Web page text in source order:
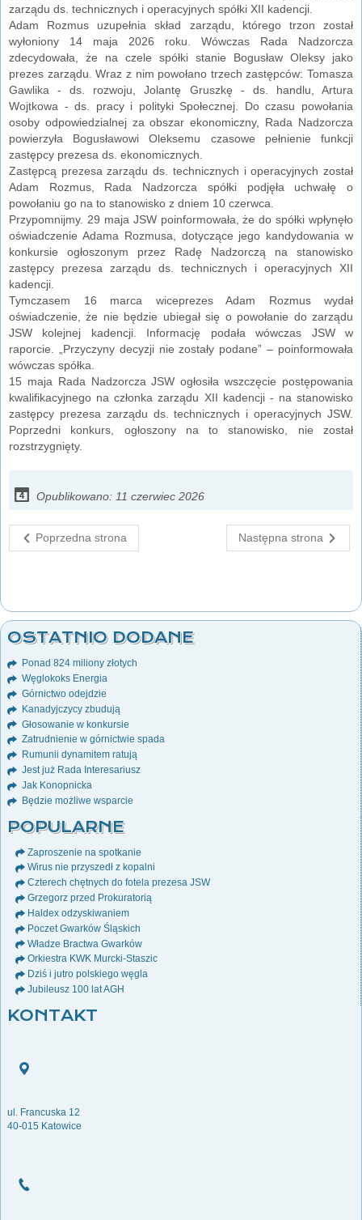
zarządu ds. technicznych i operacyjnych spółki XII kadencji.
Adam Rozmus uzupełnia skład zarządu, którego trzon został
wyłoniony 14 maja 2026 roku. Wówczas Rada Nadzorcza
zdecydowała, że na czele spółki stanie Bogusław Oleksy jako
prezes zarządu. Wraz z nim powołano trzech zastępców: Tomasza
Gawlika - ds. rozwoju, Jolantę Gruszkę - ds. handlu, Artura
Wojtkowa - ds. pracy i polityki Społecznej. Do czasu powołania
osoby odpowiedzialnej za obszar ekonomiczny, Rada Nadzorcza
powierzyła Bogusławowi Oleksemu czasowe pełnienie funkcji
zastępcy prezesa ds. ekonomicznych.
Zastępcą prezesa zarządu ds. technicznych i operacyjnych został
Adam Rozmus, Rada Nadzorcza spółki podjęła uchwałę o
powołaniu go na to stanowisko z dniem 10 czerwca.
Przypomnijmy. 29 maja JSW poinformowała, że do spółki wpłynęło
oświadczenie Adama Rozmusa, dotyczące jego kandydowania w
konkursie ogłoszonym przez Radę Nadzorczą na stanowisko
zastępcy prezesa zarządu ds. technicznych i operacyjnych XII
kadencji.
Tymczasem 16 marca wiceprezes Adam Rozmus wydał
oświadczenie, że nie będzie ubiegał się o powołanie do zarządu
JSW kolejnej kadencji. Informację podała wówczas JSW w
raporcie. „Przyczyny decyzji nie zostały podane” – poinformowała
wówczas spółka.
15 maja Rada Nadzorcza JSW ogłosiła wszczęcie postępowania
kwalifikacyjnego na członka zarządu XII kadencji - na stanowisko
zastępcy prezesa zarządu ds. technicznych i operacyjnych JSW.
Poprzedni konkurs, ogłoszony na to stanowisko, nie został
rozstrzygnięty.
Opublikowano: 11 czerwiec 2026
Poprzedna strona Następna strona
OSTATNIO DODANE
Ponad 824 miliony złotych
Węglokoks Energia
Górnictwo odejdzie
Kanadyjczycy zbudują
Głosowanie w konkursie
Zatrudnienie w górnictwie spada
Rumunii dynamitem ratują
Jest już Rada Interesariusz
Jak Konopnicka
Będzie możliwe wsparcie
POPULARNE
Zaproszenie na spotkanie
Wirus nie przyszedł z kopalni
Czterech chętnych do fotela prezesa JSW
Grzegorz przed Prokuratorią
Haldex odzyskiwaniem
Poczet Gwarków Śląskich
Władze Bractwa Gwarków
Orkiestra KWK Murcki-Staszic
Dziś i jutro polskiego węgla
Jubileusz 100 lat AGH
KONTAKT
ul. Francuska 12
40-015 Katowice